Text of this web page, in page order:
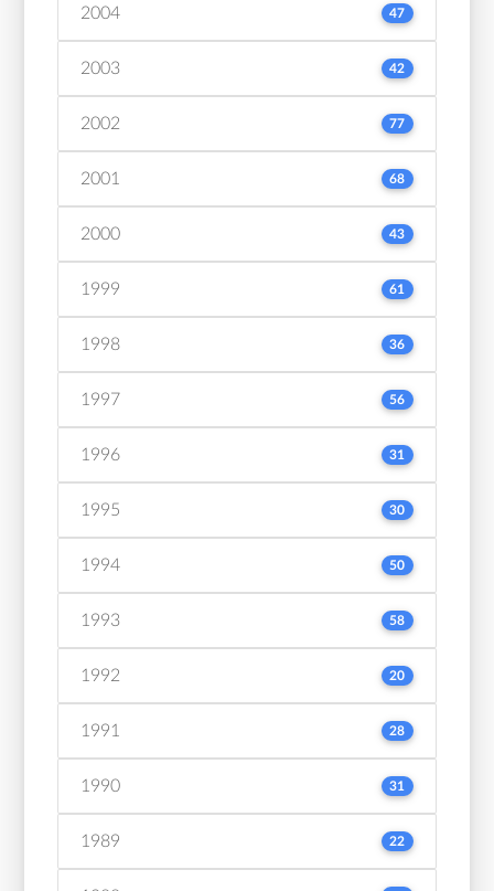
2004 47
2003 42
2002 77
2001 68
2000 43
1999 61
1998 36
1997 56
1996 31
1995 30
1994 50
1993 58
1992 20
1991 28
1990 31
1989 22